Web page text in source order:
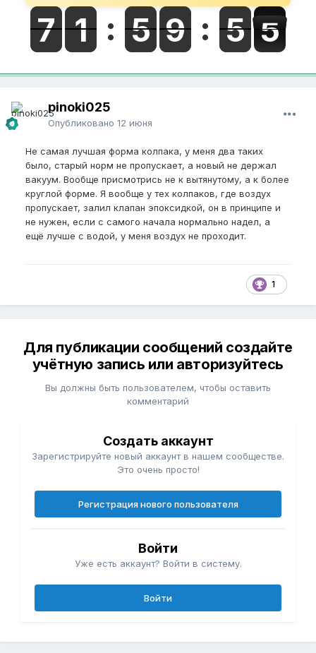
pinoki025
Опубликовано 12 июня
Не самая лучшая форма колпака, у меня два таких
было, старый норм не пропускает, а новый не держал
вакуум. Вообще присмотрись не к вытянутому, а к более
круглой форме. Я вообще у тех колпаков, где воздух
пропускает, залил клапан эпоксидкой, он в принципе и
не нужен, если с самого начала нормально надел, а
ещё лучше с водой, у меня воздух не проходит.
1
Для публикации сообщений создайте
учётную запись или авторизуйтесь
Вы должны быть пользователем, чтобы оставить
комментарий
Создать аккаунт
Зарегистрируйте новый аккаунт в нашем сообществе.
Это очень просто!
Регистрация нового пользователя
Войти
Уже есть аккаунт? Войти в систему.
Войти